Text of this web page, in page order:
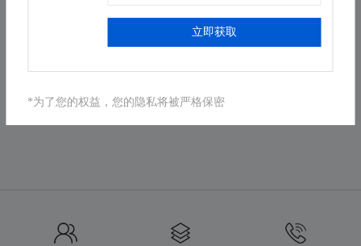
立即获取
*为了您的权益，您的隐私将被严格保密